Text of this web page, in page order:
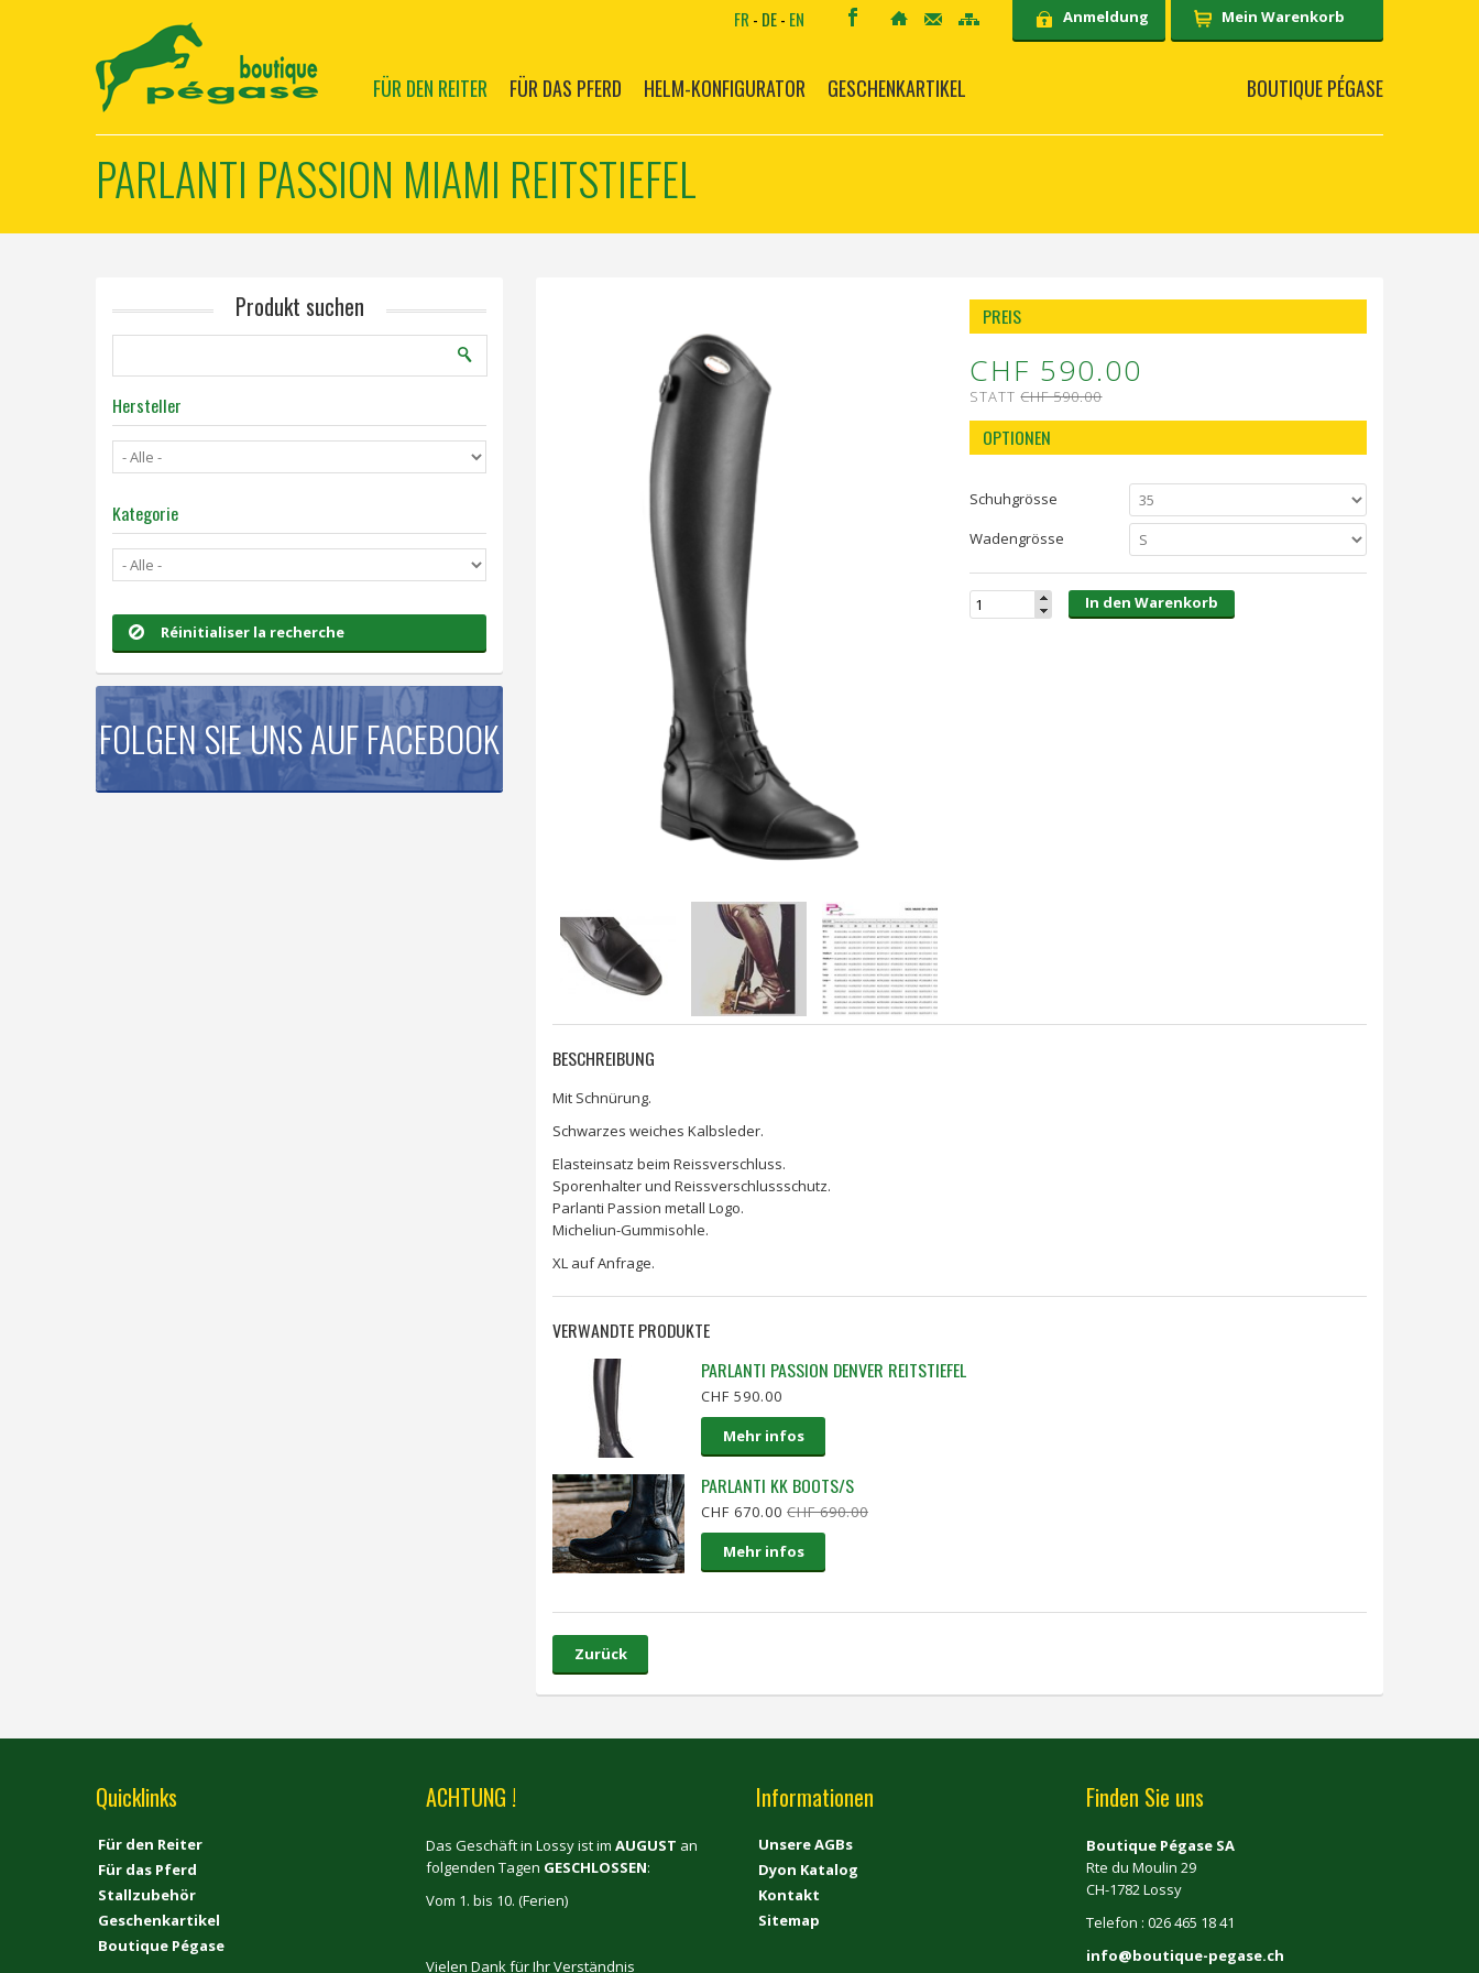
FÜR DEN REITER FÜR DAS PFERD HELM-KONFIGURATOR GESCHENKARTIKEL BOUTIQUE PÉGASE
FR - DE- EN Anmeldung Mein Warenkorb
PARLANTI PASSION MIAMI REITSTIEFEL
Produkt suchen
Hersteller
Kategorie
Réinitialiser la recherche
FOLGEN SIE UNS AUF FACEBOOK
PREIS
CHF 590.00
STATTCHF 590.00
OPTIONEN
Schuhgrösse
Wadengrösse
In den Warenkorb
BESCHREIBUNG
Mit Schnürung.
Schwarzes weiches Kalbsleder.
Elasteinsatz beim Reissverschluss.
Sporenhalter und Reissverschlussschutz.
Parlanti Passion metall Logo.
Micheliun-Gummisohle.
XL auf Anfrage.
VERWANDTE PRODUKTE
PARLANTI PASSION DENVER REITSTIEFEL
CHF 590.00
Mehr infos
PARLANTI KK BOOTS/S
CHF 670.00 CHF 690.00
Mehr infos
Zurück
Quicklinks
Für den Reiter
Für das Pferd
Stallzubehör
Geschenkartikel
Boutique Pégase
ACHTUNG !
Das Geschäft in Lossy ist im AUGUST an
folgenden Tagen GESCHLOSSEN:
Vom 1. bis 10. (Ferien)
Vielen Dank für Ihr Verständnis
Informationen
Unsere AGBs
Dyon Katalog
Kontakt
Sitemap
Finden Sie uns
Boutique Pégase SA
Rte du Moulin 29
CH-1782 Lossy
Telefon : 026 465 18 41
info@boutique-pegase.ch